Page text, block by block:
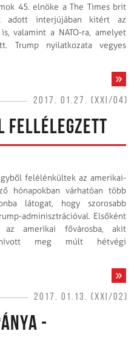
45. elnöke a The Times brit
adott interjújában kitért az
valamint a NATO-ra, amelyet
Trump nyilatkozata vegyes
2017. 01.27. (XXI/04)
FELLÉLEGZETT
felélénkültek az amerikai-
hónapokban várhatóan több
látogat, hogy szorosabb
adminisztrációval. Elsőként
az amerikai fővárosba, akit
meg múlt hétvégi
2017. 01.13. (XXI/02)
-